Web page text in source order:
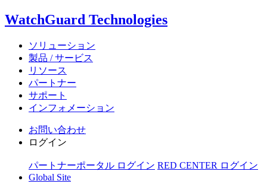
WatchGuard Technologies
ソリューション
製品 / サービス
リソース
パートナー
サポート
インフォメーション
お問い合わせ
ログイン
パートナーポータル ログイン RED CENTER ログイン
Global Site